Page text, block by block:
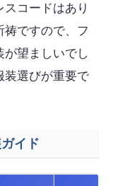
コードはあり
祷ですので、フ
が望ましいでし
装選びが重要で
イド